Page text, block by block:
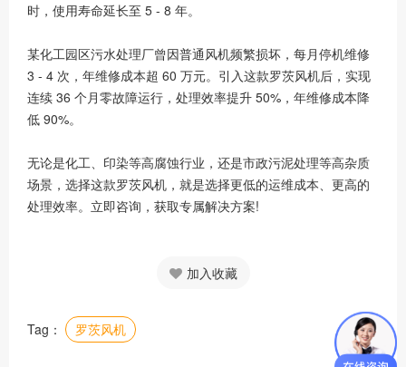
时，使用寿命延长至 5 - 8 年。
某化工园区污水处理厂曾因普通风机频繁损坏，每月停机维修
3 - 4 次，年维修成本超 60 万元。引入这款罗茨风机后，实现
连续 36 个月零故障运行，处理效率提升 50%，年维修成本降
低 90%。
无论是化工、印染等高腐蚀行业，还是市政污泥处理等高杂质
场景，选择这款罗茨风机，就是选择更低的运维成本、更高的
处理效率。立即咨询，获取专属解决方案!
加入收藏
Tag： 罗茨风机